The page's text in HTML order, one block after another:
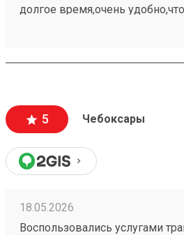
долгое время,очень
для распаковки
5 Чебоксары
18.05.2026
Воспользовались услугами